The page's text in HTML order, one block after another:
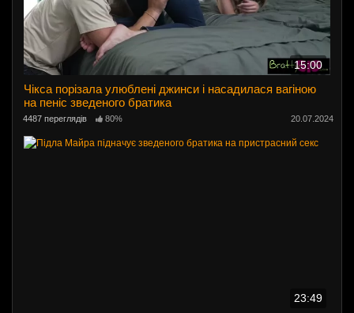
15:00
Чікса порізала улюблені джинси і насадилася вагіною
на пеніс зведеного братика
4487 переглядів 80% 20.07.2024
23:49